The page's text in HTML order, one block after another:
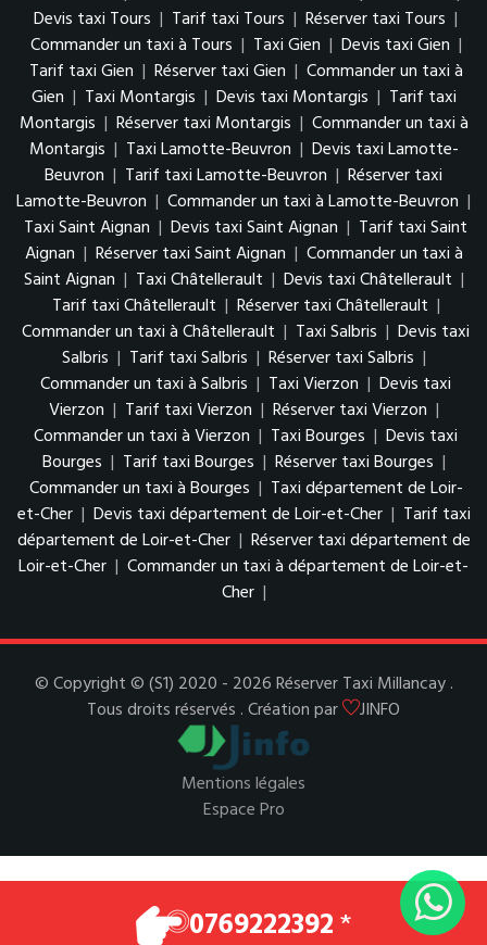
Devis taxi Tours | Tarif taxi Tours | Réserver taxi Tours |
Commander un taxi à Tours | Taxi Gien | Devis taxi Gien |
Tarif taxi Gien | Réserver taxi Gien | Commander un taxi à
Gien | Taxi Montargis | Devis taxi Montargis | Tarif taxi
Montargis | Réserver taxi Montargis | Commander un taxi à
Montargis | Taxi Lamotte-Beuvron | Devis taxi Lamotte-
Beuvron | Tarif taxi Lamotte-Beuvron | Réserver taxi
Lamotte-Beuvron | Commander un taxi à Lamotte-Beuvron |
Taxi Saint Aignan | Devis taxi Saint Aignan | Tarif taxi Saint
Aignan | Réserver taxi Saint Aignan | Commander un taxi à
Saint Aignan | Taxi Châtellerault | Devis taxi Châtellerault |
Tarif taxi Châtellerault | Réserver taxi Châtellerault |
Commander un taxi à Châtellerault | Taxi Salbris | Devis taxi
Salbris | Tarif taxi Salbris | Réserver taxi Salbris |
Commander un taxi à Salbris | Taxi Vierzon | Devis taxi
Vierzon | Tarif taxi Vierzon | Réserver taxi Vierzon |
Commander un taxi à Vierzon | Taxi Bourges | Devis taxi
Bourges | Tarif taxi Bourges | Réserver taxi Bourges |
Commander un taxi à Bourges | Taxi département de Loir-
et-Cher | Devis taxi département de Loir-et-Cher | Tarif taxi
département de Loir-et-Cher | Réserver taxi département de
Loir-et-Cher | Commander un taxi à département de Loir-et-
Cher |
© Copyright © (S1) 2020 - 2026 Réserver Taxi Millancay .
Tous droits réservés . Création par
JINFO
Mentions légales
Espace Pro
0769222392*